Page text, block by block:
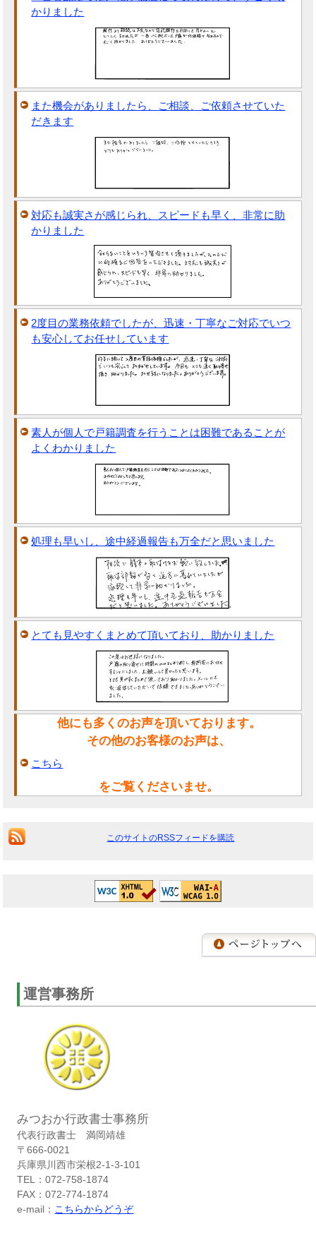
かりました
また機会がありましたら、ご相談、ご依頼させていた
だきます
対応も誠実さが感じられ、スピードも早く、非常に助
かりました
2度目の業務依頼でしたが、迅速・丁寧なご対応でいつ
も安心してお任せしています
素人が個人で戸籍調査を行うことは困難であることが
よくわかりました
処理も早いし、途中経過報告も万全だと思いました
とても見やすくまとめて頂いており、助かりました
他にも多くのお声を頂いております。
その他のお客様のお声は、
こちら
をご覧くださいませ。
このサイトのRSSフィードを購読
運営事務所
みつおか行政書士事務所
代表行政書士 満岡靖雄
〒666-0021
兵庫県川西市栄根2-1-3-101
TEL：072-758-1874
FAX：072-774-1874
e-mail： こちらからどうぞ